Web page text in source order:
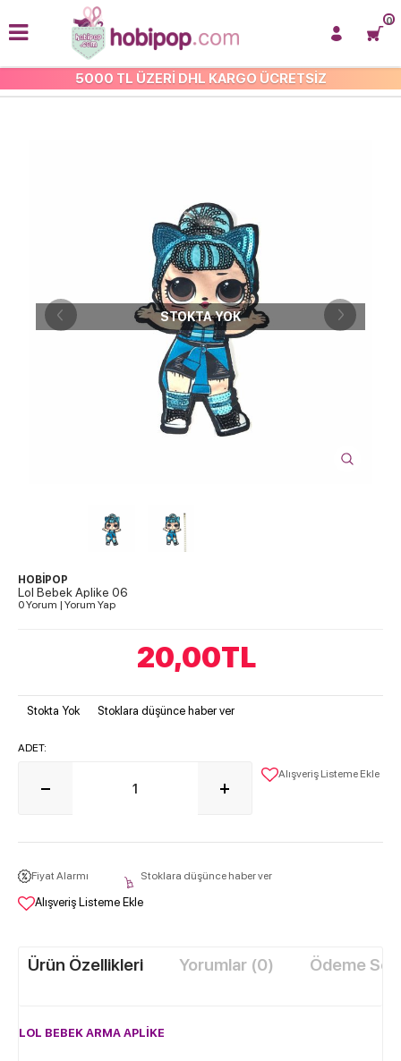
5000 TL ÜZERİ DHL KARGO ÜCRETSİZ
0
LOL BEBEK APLİKE
STOKTA YOK
HOBİPOP
Lol Bebek Aplike 06
0 Yorum | Yorum Yap
20,00TL
Stokta Yok Stoklara düşünce haber ver
ADET:
Alışveriş Listeme Ekle
Fiyat Alarmı Stoklara düşünce haber ver
Alışveriş Listeme Ekle
Ürün Özellikleri Yorumlar (0) Ödeme
LOL BEBEK ARMA APLİKE